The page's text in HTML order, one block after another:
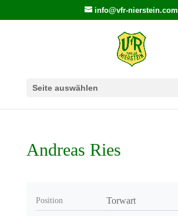
info@vfr-nierstein.com
Seite auswählen
Andreas Ries
Position Torwart